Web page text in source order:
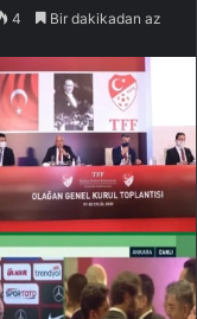
4 Bir dakikadan az